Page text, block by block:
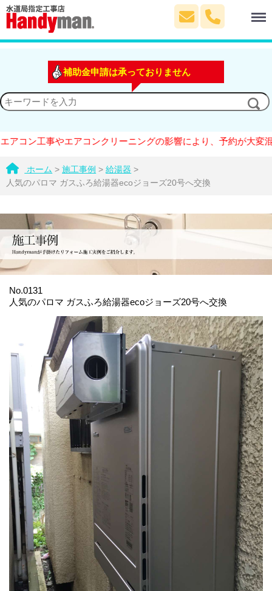
補助金申請は承っておりません
工事やエアコンクリーニングの影響により、予約が大変混雑し
ホーム >施工事例 >給湯器 >
人気のパロマ ガスふろ給湯器ecoジョーズ20号へ交換
No.0131
人気のパロマ ガスふろ給湯器ecoジョーズ20号へ交換